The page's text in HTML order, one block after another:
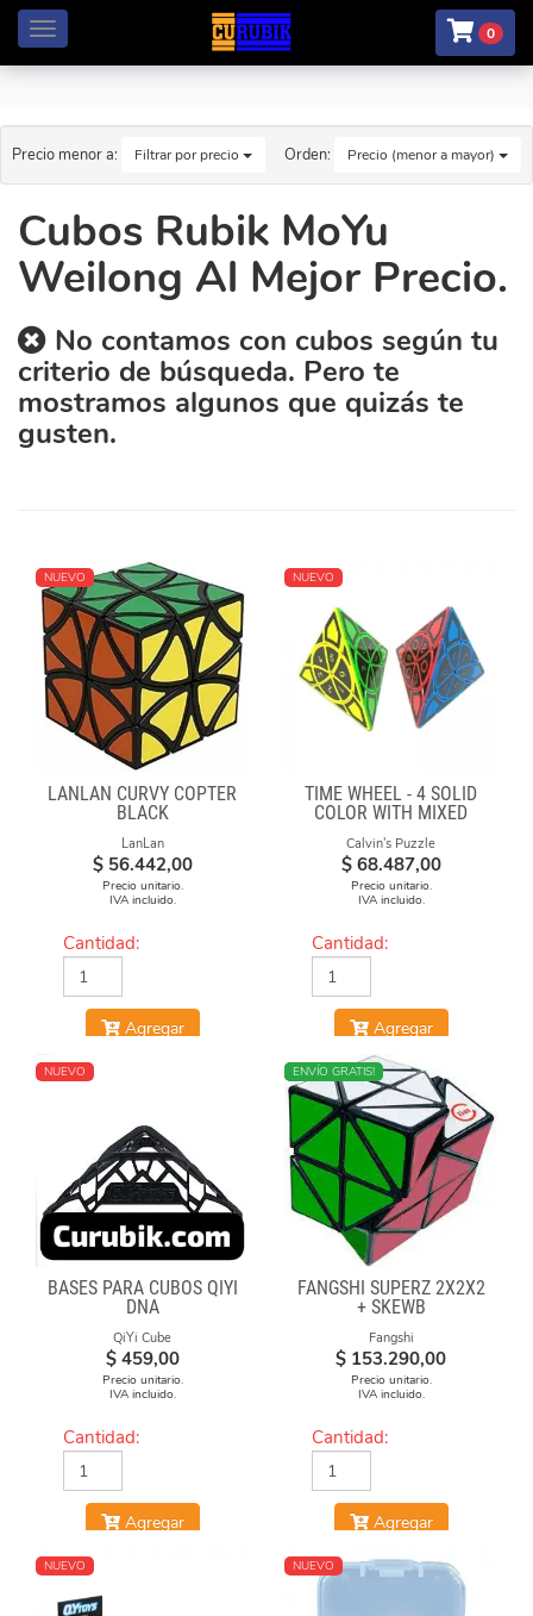
Menú 0
Precio menor a: Filtrar por precio Orden: Precio (menor a mayor)
Cubos Rubik MoYu
Weilong Al Mejor Precio.
No contamos con cubos según tu
criterio de búsqueda. Pero te
mostramos algunos que quizás te
gusten.
NUEVO
LANLAN CURVY COPTER
BLACK
LanLan
$ 56.442,00
Precio unitario.
IVA incluido.
Cantidad:
Agregar
NUEVO
TIME WHEEL - 4 SOLID
COLOR WITH MIXED
NUMBERS STICKERS
(MOD)
Calvin's Puzzle
$ 68.487,00
Precio unitario.
IVA incluido.
Cantidad:
Agregar
NUEVO
BASES PARA CUBOS QIYI
DNA
QiYi Cube
$ 459,00
Precio unitario.
IVA incluido.
Cantidad:
Agregar
NUEVO
ENVÍO GRATIS!
FANGSHI SUPERZ 2X2X2
+ SKEWB
Fangshi
$ 153.290,00
Precio unitario.
IVA incluido.
Cantidad:
Agregar
NUEVO NUEVO